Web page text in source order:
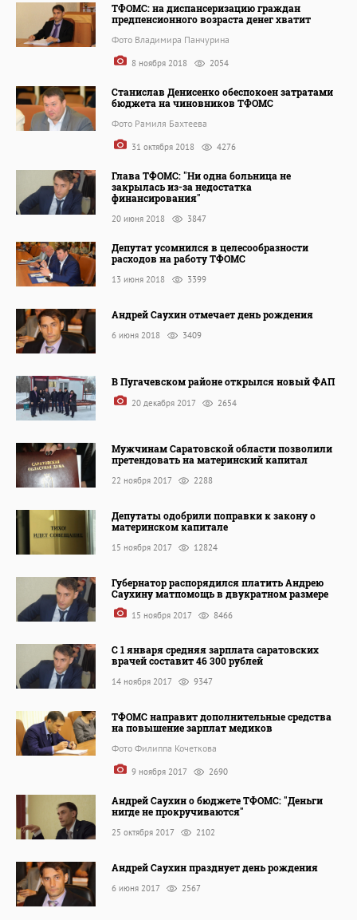
ТФОМС: на диспансеризацию граждан
предпенсионного возраста денег хватит
Фото Владимира Панчурина
8 ноября 2018 2054
Станислав Денисенко обеспокоен затратами
бюджета на чиновников ТФОМС
Фото Рамиля Бахтеева
31 октября 2018 4276
Глава ТФОМС: "Ни одна больница не
закрылась из-за недостатка
финансирования"
20 июня 2018 3847
Депутат усомнился в целесообразности
расходов на работу ТФОМС
13 июня 2018 3399
Андрей Саухин отмечает день рождения
6 июня 2018 3409
В Пугачевском районе открылся новый ФАП
20 декабря 2017 2654
Мужчинам Саратовской области позволили
претендовать на материнский капитал
22 ноября 2017 2288
Депутаты одобрили поправки к закону о
материнском капитале
15 ноября 2017 12824
Губернатор распорядился платить Андрею
Саухину матпомощь в двукратном размере
15 ноября 2017 8466
С 1 января средняя зарплата саратовских
врачей составит 46 300 рублей
14 ноября 2017 9347
ТФОМС направит дополнительные средства
на повышение зарплат медиков
Фото Филиппа Кочеткова
9 ноября 2017 2690
Андрей Саухин о бюджете ТФОМС: "Деньги
нигде не прокручиваются"
25 октября 2017 2102
Андрей Саухин празднует день рождения
6 июня 2017 2567